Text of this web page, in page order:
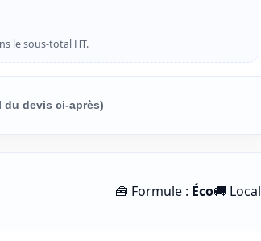
le sous-total HT.
du devis ci-après)
🧰 Formule : Éco🚚 Local